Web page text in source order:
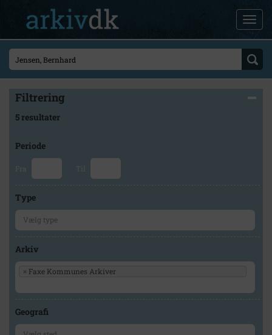
Filtrering
5 resultater
Periode
Fra Til
Type
Arkiv
× Faxe Kommunes Arkiver
Geografi